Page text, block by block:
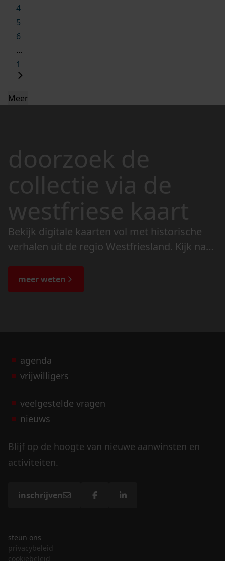
4
5
6
...
1
Meer
doorzoek de
collectie via de
westfriese kaart
Bekijk digitale kaarten vol met historische
verhalen uit de regio Westfriesland. Kijk naar
de bijzondere verhalen.
meer weten
agenda
vrijwilligers
veelgestelde vragen
nieuws
Blijf op de hoogte van nieuwe aanwinsten en
activiteiten.
inschrijven
steun ons
privacybeleid
cookiebeleid